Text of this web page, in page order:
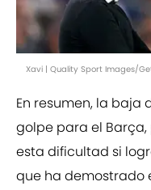
Xavi | Quality Sport Images/
En resumen, la baja
golpe para el
esta dificultad si
que ha demostrado